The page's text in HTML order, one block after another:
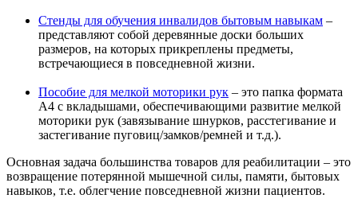
Стенды для обучения инвалидов бытовым навыкам –
представляют собой деревянные доски больших
размеров, на которых прикреплены предметы,
встречающиеся в повседневной жизни.
Пособие для мелкой моторики рук – это папка формата
А4 с вкладышами, обеспечивающими развитие мелкой
моторики рук (завязывание шнурков, расстегивание и
застегивание пуговиц/замков/ремней и т.д.).
Основная задача большинства товаров для реабилитации – это
возвращение потерянной мышечной силы, памяти, бытовых
навыков, т.е. облегчение повседневной жизни пациентов.